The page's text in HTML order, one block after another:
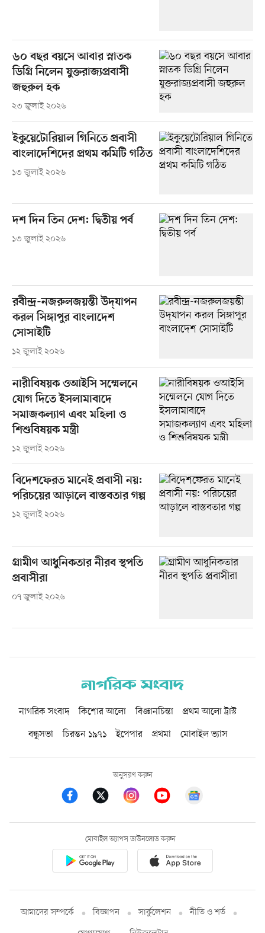
৬০ বছর বয়সে আবার স্নাতক
ডিগ্রি নিলেন যুক্তরাজ্যপ্রবাসী
জহুরুল হক
২৩ জুলাই ২০২৬
ইকুয়েটোরিয়াল গিনিতে প্রবাসী
বাংলাদেশিদের প্রথম কমিটি গঠিত
১৩ জুলাই ২০২৬
দশ দিন তিন দেশ: দ্বিতীয় পর্ব
১৩ জুলাই ২০২৬
রবীন্দ্র-নজরুলজয়ন্তী উদ্‌যাপন
করল সিঙ্গাপুর বাংলাদেশ
সোসাইটি
১২ জুলাই ২০২৬
নারীবিষয়ক ওআইসি সম্মেলনে
যোগ দিতে ইসলামাবাদে
সমাজকল্যাণ এবং মহিলা ও
শিশুবিষয়ক মন্ত্রী
১২ জুলাই ২০২৬
বিদেশফেরত মানেই প্রবাসী নয়:
পরিচয়ের আড়ালে বাস্তবতার গল্প
১২ জুলাই ২০২৬
গ্রামীণ আধুনিকতার নীরব স্থপতি
প্রবাসীরা
০৭ জুলাই ২০২৬
নাগরিক সংবাদ কিশোর আলো বিজ্ঞানচিন্তা
প্রথম আলো ট্রাস্ট
বন্ধুসভা
চিরন্তন ১৯৭১ ইপেপার প্রথমা মোবাইল ভ্যাস
অনুসরণ করুন
মোবাইল অ্যাপস ডাউনলোড করুন
আমাদের সম্পর্কে বিজ্ঞাপন সার্কুলেশন
নীতি ও শর্ত